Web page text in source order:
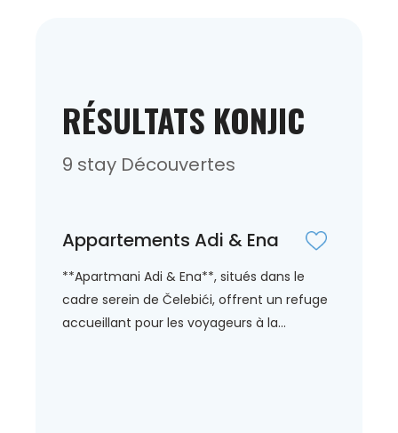
RÉSULTATS KONJIC
9 stay Découvertes
Appartements Adi & Ena
**Apartmani Adi & Ena**, situés dans le
cadre serein de Čelebići, offrent un refuge
accueillant pour les voyageurs à la...